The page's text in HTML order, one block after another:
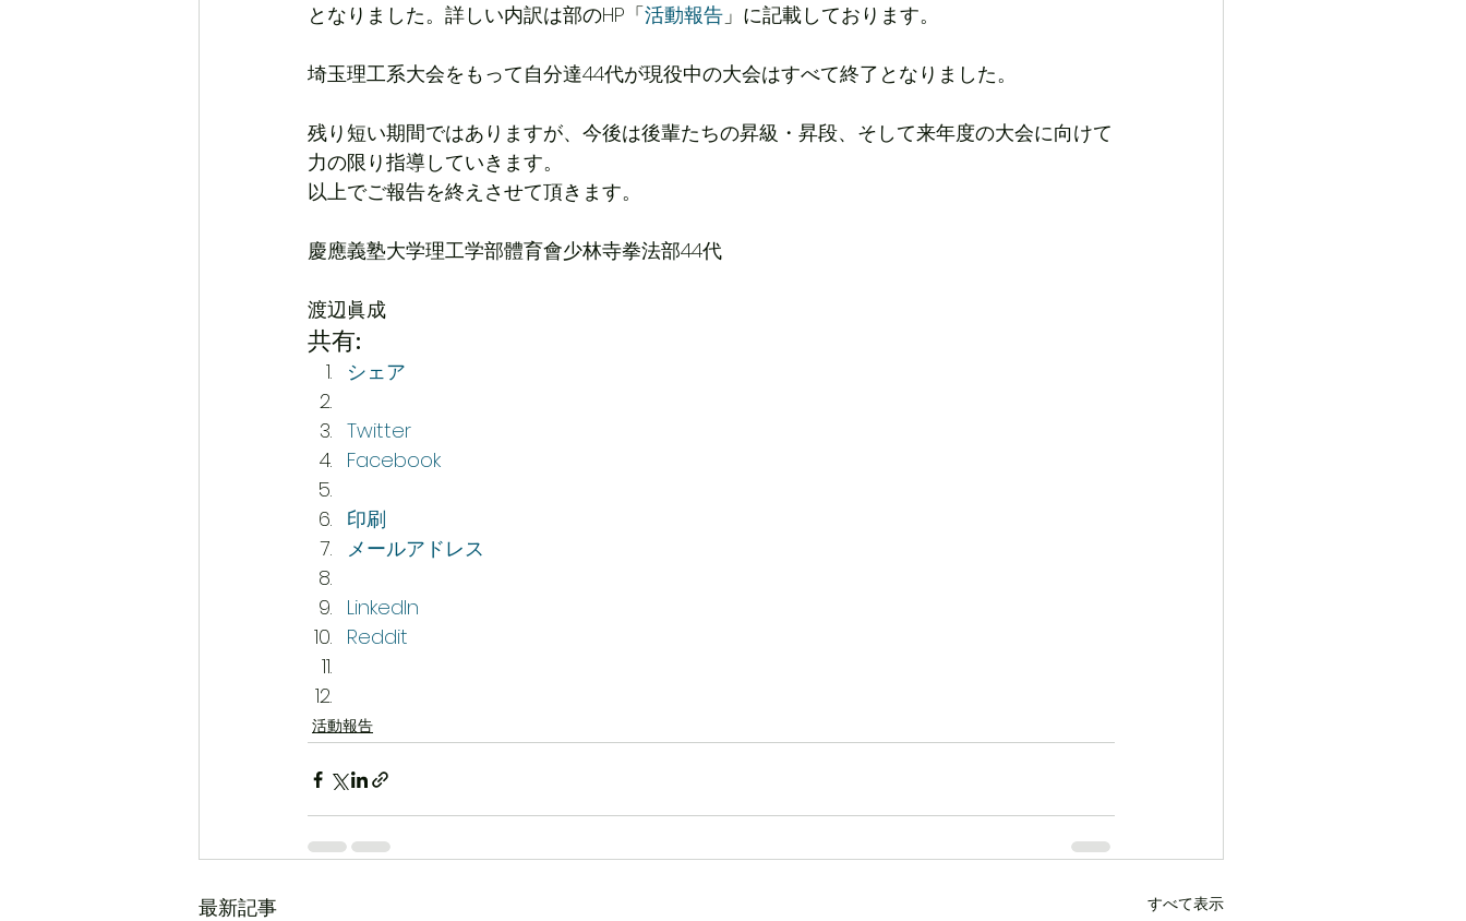
となりました。詳しい内訳は部のHP「活動報告 」に記載しております。
埼玉理工系大会をもって自分達44代が現役中の大会はすべて終了となりました。
残り短い期間ではありますが、今後は後輩たちの昇級・昇段、そして来年度の大会に向けて
力の限り指導していきます。
以上でご報告を終えさせて頂きます。
慶應義塾大学理工学部體育會少林寺拳法部44代
渡辺眞成
共有:
シェア
Twitter
Facebook
印刷
メールアドレス
LinkedIn
Reddit
活動報告
最新記事 すべて表示